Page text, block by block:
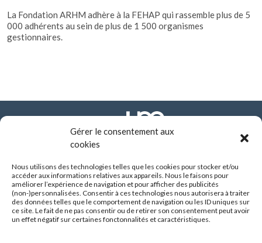
Gérer le consentement aux
cookies
Nous utilisons des technologies telles que les cookies pour stocker et/ou
accéder aux informations relatives aux appareils. Nous le faisons pour
améliorer l’expérience de navigation et pour afficher des publicités
(non-)personnalisées. Consentir à ces technologies nous autorisera à traiter
des données telles que le comportement de navigation ou les ID uniques sur
ce site. Le fait de ne pas consentir ou de retirer son consentement peut avoir
un effet négatif sur certaines fonctonnalités et caractéristiques.
La Fondation ARHM adhère à la FEHAP qui rassemble plus de 5
000 adhérents au sein de plus de 1 500 organismes
gestionnaires.
FONDATION ARHM
290 route de Vienne - BP 8252
69355 LYON CEDEX
04 37 90 10 10